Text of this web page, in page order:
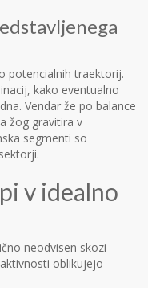
potencialnih traektorij.
kako eventualno
Vendar že po balance
žog gravitira v
segmenti so
v idealno
neodvisen skozi
oblikujejo